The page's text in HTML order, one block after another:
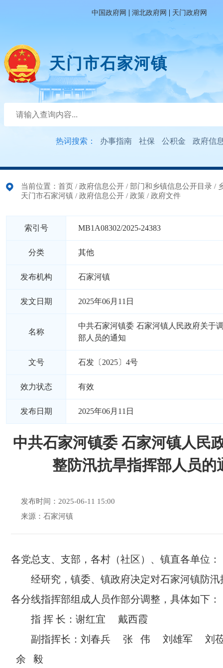
中国政府网 | 湖北政府网 | 天门政府网
天门市石家河镇
热词搜索： 办事指南 社保 公积金 政府信
当前位置： 首页 / 政府信息公开 / 部门和乡镇信息公开目录 /
天门市石家河镇 / 政府信息公开 / 政策 / 政府文件
索引号 MB1A08302/2025-24383
分类 其他
发布机构 石家河镇
发文日期 2025年06月11日
名称
中共石家河镇委 石家河镇人民政府关于
部人员的通知
文号 石发〔2025〕4号
效力状态 有效
发布日期 2025年06月11日
中共石家河镇委 石家河镇人民
整防汛抗旱指挥部人员的
发布时间：2025-06-11 15:00
来源：石家河镇
各党总支、支部，各村（社区）、镇直各单位：
经研究，镇委、镇政府决定对石家河镇防
各分线指挥部组成人员作部分调整，具体如下：
指 挥 长：谢红宜 戴西霞
副指挥长：刘春兵 张 伟 刘雄军
余 毅